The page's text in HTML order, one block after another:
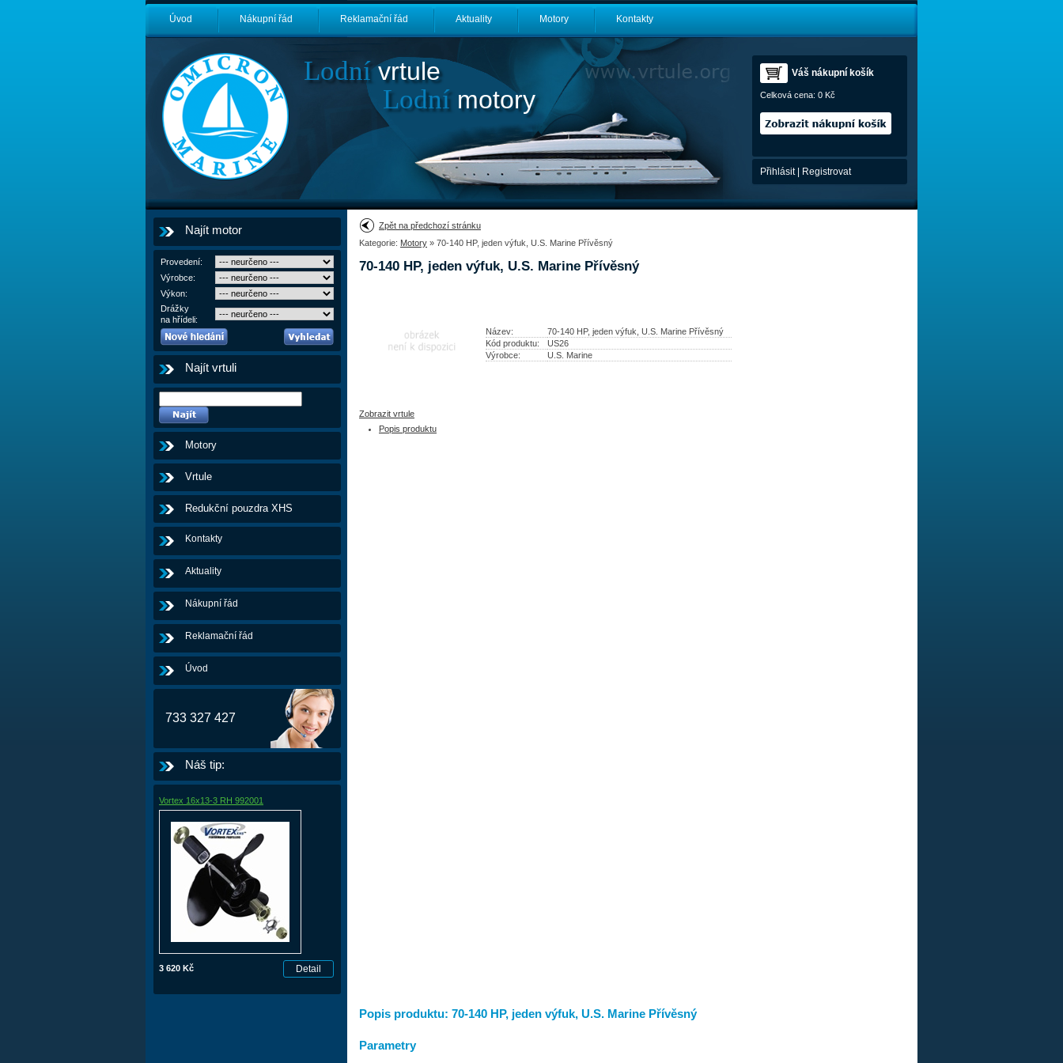
Úvod Nákupní řád Reklamační řád Aktuality Motory Kontakty
Lodnívrtule
Lodnímotory
Váš nákupní košík
Celková cena: 0 Kč
Přihlásit| Registrovat
Najít motor
Provedení:
Výrobce:
Výkon:
Drážky
na hřídeli:
Najít vrtuli
Motory
Vrtule
Redukční pouzdra XHS
Kontakty
Aktuality
Nákupní řád
Reklamační řád
Úvod
733 327 427
Náš tip:
Vortex 16x13-3 RH 992001
3 620 Kč
Zpět na předchozí stránku
Kategorie: Motory » 70-140 HP, jeden výfuk, U.S. Marine Přívěsný
70-140 HP, jeden výfuk, U.S. Marine Přívěsný
Název:
70-140 HP, jeden výfuk, U.S. Marine Přívěsný
Kód produktu:
US26
Výrobce:
U.S. Marine
Zobrazit vrtule
Popis produktu
Popis produktu: 70-140 HP, jeden výfuk, U.S. Marine Přívěsný
Parametry